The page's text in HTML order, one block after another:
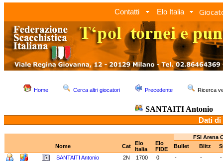
Contatti Elo Italia
Home Cerca altri giocatori Precedente Ricerca
SANTAITI Antonio
Dati di
FSI Arena
Nome
Cat
Elo
Italia
Elo
FIDE
Bullet Blitz
SANTAITI Antonio
2N 1700 0 - -
-